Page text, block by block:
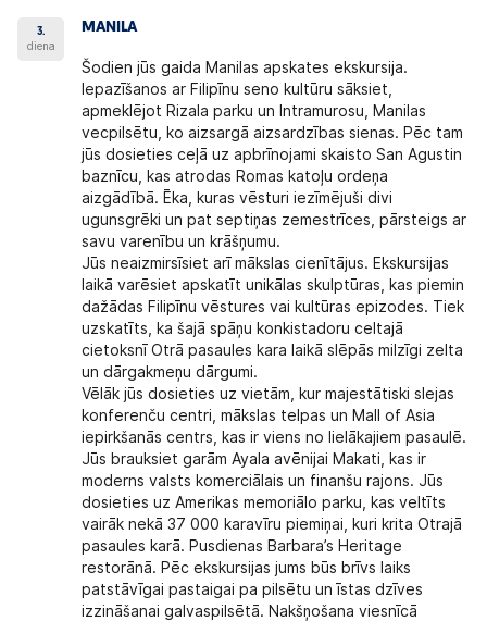
3.
diena
MANILA
Šodien jūs gaida Manilas apskates ekskursija.
Iepazīšanos ar Filipīnu seno kultūru sāksiet,
apmeklējot Rizala parku un Intramurosu, Manilas
vecpilsētu, ko aizsargā aizsardzības sienas. Pēc tam
jūs dosieties ceļā uz apbrīnojami skaisto San Agustin
baznīcu, kas atrodas Romas katoļu ordeņa
aizgādībā. Ēka, kuras vēsturi iezīmējuši divi
ugunsgrēki un pat septiņas zemestrīces, pārsteigs ar
savu varenību un krāšņumu.
Jūs neaizmirsīsiet arī mākslas cienītājus. Ekskursijas
laikā varēsiet apskatīt unikālas skulptūras, kas piemin
dažādas Filipīnu vēstures vai kultūras epizodes. Tiek
uzskatīts, ka šajā spāņu konkistadoru celtajā
cietoksnī Otrā pasaules kara laikā slēpās milzīgi zelta
un dārgakmeņu dārgumi.
Vēlāk jūs dosieties uz vietām, kur majestātiski slejas
konferenču centri, mākslas telpas un Mall of Asia
iepirkšanās centrs, kas ir viens no lielākajiem pasaulē.
Jūs brauksiet garām Ayala avēnijai Makati, kas ir
moderns valsts komerciālais un finanšu rajons. Jūs
dosieties uz Amerikas memoriālo parku, kas veltīts
vairāk nekā 37 000 karavīru piemiņai, kuri krita Otrajā
pasaules karā. Pusdienas Barbara’s Heritage
restorānā. Pēc ekskursijas jums būs brīvs laiks
patstāvīgai pastaigai pa pilsētu un īstas dzīves
izzināšanai galvaspilsētā. Nakšņošana viesnīcā